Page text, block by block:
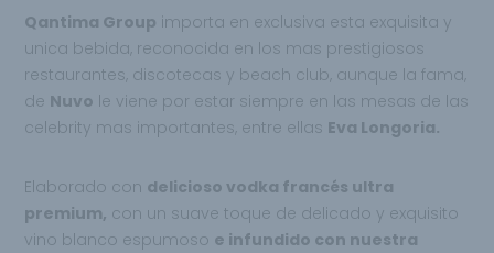
Qantima Group importa en exclusiva esta exquisita y
unica bebida, reconocida en los mas prestigiosos
restaurantes, discotecas y beach club, aunque la fama,
de Nuvo le viene por estar siempre en las mesas de las
celebrity mas importantes, entre ellas Eva Longoria.
Elaborado con delicioso vodka francés ultra
premium, con un suave toque de delicado y exquisito
vino blanco espumoso e infundido con nuestra